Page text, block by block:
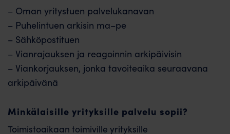
– Oman yritystuen palvelukanavan
– Puhelintuen arkisin ma–pe
– Sähköpostituen
– Vianrajauksen ja reagoinnin arkipäivisin
– Viankorjauksen, jonka tavoiteaika seuraavana
arkipäivänä
Minkälaisille yrityksille palvelu sopii?
Toimistoaikaan toimiville yrityksille